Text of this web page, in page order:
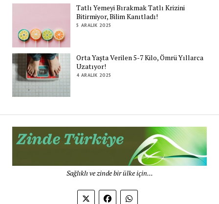
Tatlı Yemeyi Bırakmak Tatlı Krizini
Bitirmiyor, Bilim Kanıtladı!
5 ARALIK 2025
Orta Yaşta Verilen 5-7 Kilo, Ömrü Yıllarca
Uzatıyor!
4 ARALIK 2025
Sağlıklı ve zinde bir ülke için...